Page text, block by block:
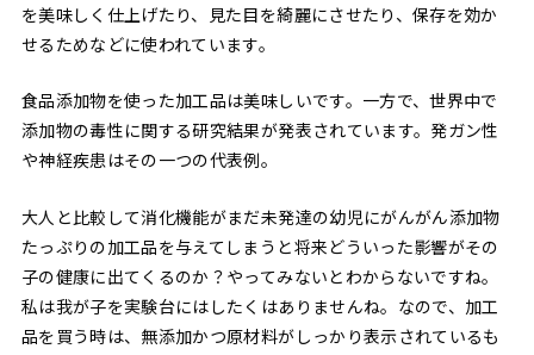
を美味しく仕上げたり、見た目を綺麗にさせたり、保存を効か
せるためなどに使われています。
食品添加物を使った加工品は美味しいです。一方で、世界中で
添加物の毒性に関する研究結果が発表されています。発ガン性
や神経疾患はその一つの代表例。
大人と比較して消化機能がまだ未発達の幼児にがんがん添加物
たっぷりの加工品を与えてしまうと将来どういった影響がその
子の健康に出てくるのか？やってみないとわからないですね。
私は我が子を実験台にはしたくはありませんね。なので、加工
品を買う時は、無添加かつ原材料がしっかり表示されているも